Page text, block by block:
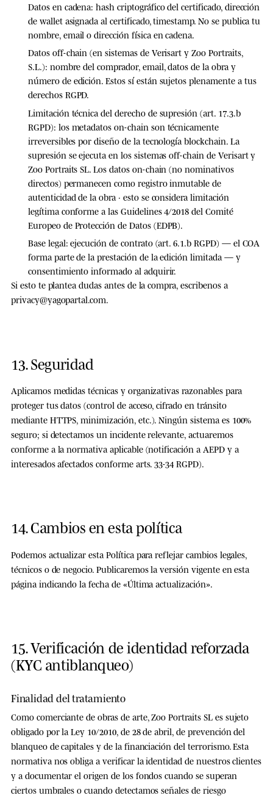
Datos en cadena: hash criptográfico del certificado, dirección
de wallet asignada al certificado, timestamp. Nose publica tu
nombre, email o dirección física en cadena.
Datos off-chain (en sistemas de Verisart y Zoo Portraits,
S.L.): nombre del comprador, email, datos de la obra y
número de edición. Estos sí están sujetos plenamente a tus
derechos RGPD.
Limitación técnica del derecho de supresión (art. 17.3.b
RGPD): los metadatos on-chain son técnicamente
irreversibles por diseño de la tecnología blockchain. La
supresión se ejecuta en los sistemas off-chain de Verisart y
Zoo Portraits SL. Los datos on-chain (no nominativos
directos) permanecen como registro inmutable de
autenticidad de la obra · esto se considera limitación
legítima conforme a las Guidelines 4/2018 del Comité
Europeo de Protección de Datos (EDPB).
Base legal: ejecución de contrato (art. 6.1.b RGPD) — el COA
forma parte de la prestación de la edición limitada — y
consentimiento informado al adquirir.
Si esto te plantea dudas antes de la compra, escribenos a
privacy@yagopartal.com.
13. Seguridad
Aplicamos medidas técnicas y organizativas razonables para
proteger tus datos (control de acceso, cifrado en tránsito
mediante HTTPS, minimización, etc.). Ningún sistema es 100%
seguro; si detectamos un incidente relevante, actuaremos
conforme a la normativa aplicable (notificación a AEPD y a
interesados afectados conforme arts. 33-34 RGPD).
14. Cambios en esta política
Podemos actualizar esta Política para reflejar cambios legales,
técnicos o de negocio. Publicaremos la versión vigente en esta
página indicando la fecha de «Última actualización».
15. Verificación de identidad reforzada
(KYC antiblanqueo)
Finalidad del tratamiento
Como comerciante de obras de arte, Zoo Portraits SL es sujeto
obligado por la Ley 10/2010, de 28 de abril, de prevención del
blanqueo de capitales y de la financiación del terrorismo. Esta
normativa nos obliga a verificar la identidad de nuestros clientes
y a documentar el origen de los fondos cuando se superan
ciertos umbrales o cuando detectamos señales de riesgo